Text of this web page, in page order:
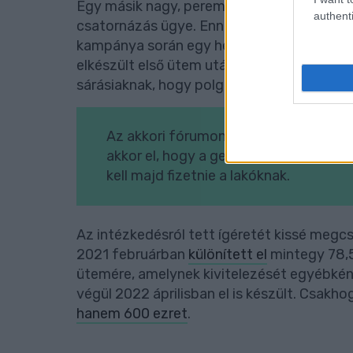
Egy másik nagy, peremkerületi probléa is
csatornázás ügye. Ennek az a lényege,
kampánya során egy helyi fórumon
elkészült első ütem után nem haladt
sárásiaknak, hogy polgármesterként
Az akkori fórumon jelenlévők
akkor el, hogy a gerincvezetéket a
kell majd fizetnie a lakóknak.
Az intézkedésról tett ígéretét kissé
2021 februárban különített el mintegy
ütemére, amelynek kivitelezését
végül 2022 áprilisban el is készült.
hanem 600 ezret.